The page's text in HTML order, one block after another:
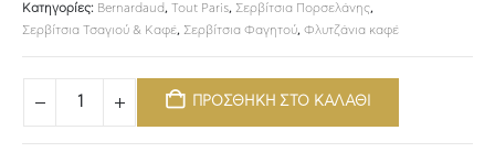
Κατηγορίες: Bernardaud, Tout Paris, Σερβίτσια Πορσελάνης,
Σερβίτσια Τσαγιού & Καφέ, Σερβίτσια Φαγητού, Φλυτζάνια καφέ
ΠΡΟΣΘΗΚΗ ΣΤΟ ΚΑΛΑΘΙ